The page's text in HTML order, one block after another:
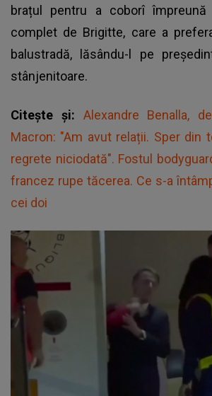
brațul pentru a coborî
complet de Brigitte, care a
balustradă, lăsându-l pe
stânjenitoare.
Citește și: Alexandre Benalla,
Macron: "Am avut relații. Sper din
regrete niciodată". Fostul
francez rupe tăcerea. Ce s-a
cei doi